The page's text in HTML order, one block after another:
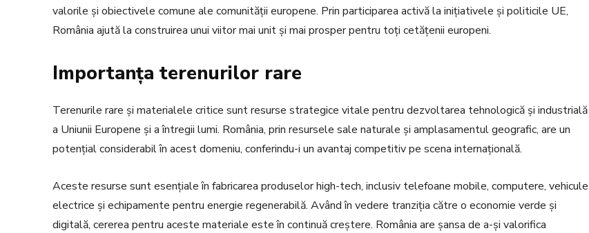
valorile și obiectivele comune ale comunității europene. Prin participarea activă la inițiativele și politicile UE,
România ajută la construirea unui viitor mai unit și mai prosper pentru toți cetățenii europeni.
Importanța terenurilor rare
Terenurile rare și materialele critice sunt resurse strategice vitale pentru dezvoltarea tehnologică și industrială
a Uniunii Europene și a întregii lumi. România, prin resursele sale naturale și amplasamentul geografic, are un
potențial considerabil în acest domeniu, conferindu-i un avantaj competitiv pe scena internațională.
Aceste resurse sunt esențiale în fabricarea produselor high-tech, inclusiv telefoane mobile, computere, vehicule
electrice și echipamente pentru energie regenerabilă. Având în vedere tranziția către o economie verde și
digitală, cererea pentru aceste materiale este în continuă creștere. România are șansa de a-și valorifica